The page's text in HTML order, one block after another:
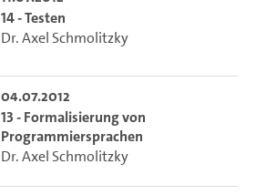
14 - Testen
Dr. Axel Schmolitzky
04.07.2012
13 - Formalisierung von
Programmiersprachen
Dr. Axel Schmolitzky